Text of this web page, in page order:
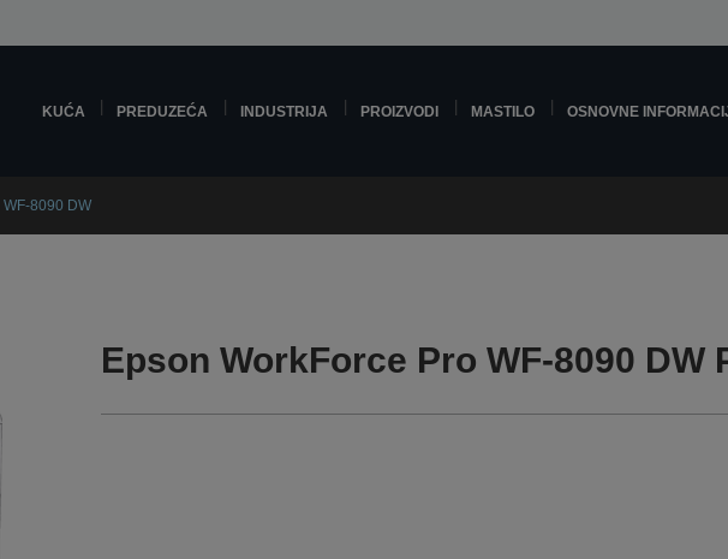
KUĆA PREDUZEĆA INDUSTRIJA PROIZVODI MASTILO OSNOVNE
WF-8090 DW
Epson WorkForce Pro WF-8090 DW